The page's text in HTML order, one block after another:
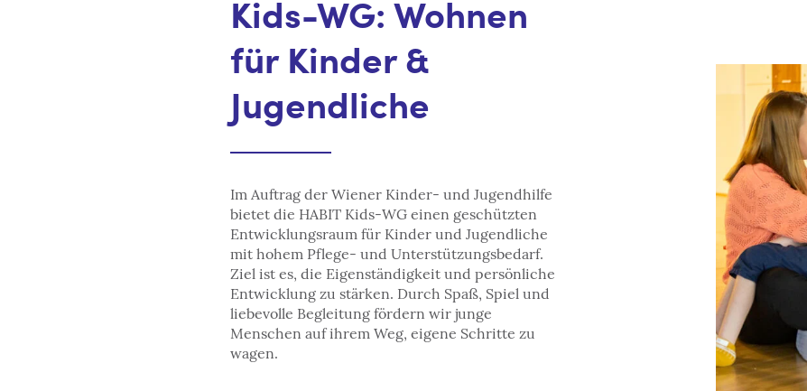
Kids-WG: Wohnen
für Kinder &
Jugendliche
Im Auftrag der Wiener Kinder- und Jugendhilfe
bietet die HABIT Kids-WG einen geschützten
Entwicklungsraum für Kinder und Jugendliche
mit hohem Pflege- und Unterstützungsbedarf.
Ziel ist es, die Eigenständigkeit und persönliche
Entwicklung zu stärken. Durch Spaß, Spiel und
liebevolle Begleitung fördern wir junge
Menschen auf ihrem Weg, eigene Schritte zu
wagen.